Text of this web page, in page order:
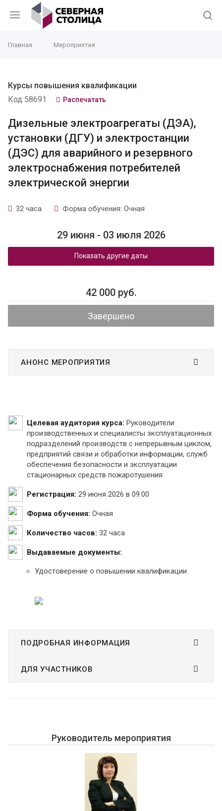
Главная Мероприятия
Курсы повышения квалификации
Код 58691
Распечатать
Дизельные электроагрегаты (ДЭА),
установки (ДГУ) и электростанции
(ДЭС) для аварийного и резервного
электроснабжения потребителей
электрической энергии
32 часа Форма обучения: Очная
29 июня - 03 июля 2026
Показать другие даты
42 000 руб.
Завершено
АНОНС МЕРОПРИЯТИЯ
Целевая аудитория курса: Руководители
производственных и специалисты эксплуатационных
подразделений производств с непрерывным циклом,
предприятий связи и обработки информации, служб
обеспечения безопасности и эксплуатации
стационарных средств пожаротушения
Регистрация: 29 июня 2026 в 09:00
Форма обучения: Очная
Количество часов: 32 часа
Выдаваемые документы:
Удостоверение о повышении квалификации
ПОДРОБНАЯ ИНФОРМАЦИЯ
ДЛЯ УЧАСТНИКОВ
Руководитель мероприятия